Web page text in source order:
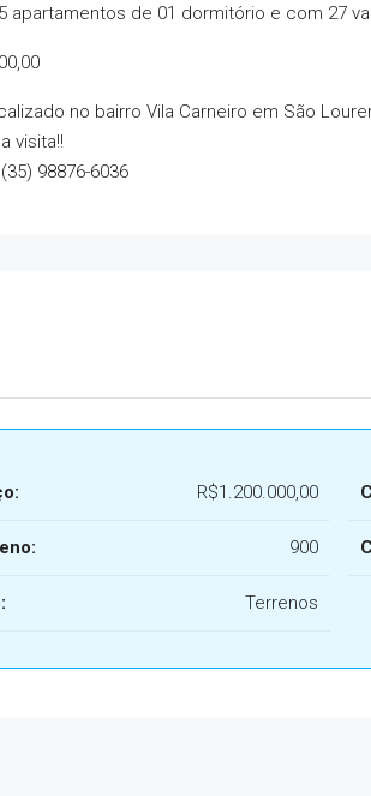
apartamentos de 01 dormitório e com 27
no bairro Vila Carneiro em São
visita!!
98876-6036
R$1.200.000,00
900
Terrenos